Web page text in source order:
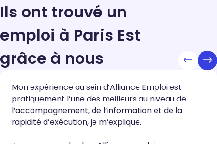
Ils ont trouvé un
emploi à Paris Est
grâce à nous
Mon expérience au sein d’Alliance Emploi est
pratiquement l’une des meilleurs au niveau de
l’accompagnement, de l’information et de la
rapidité d’exécution, je m’explique.